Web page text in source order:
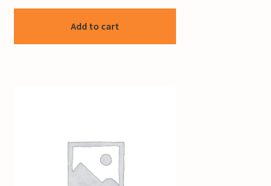
Add to cart